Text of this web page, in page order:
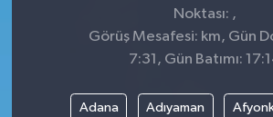
Noktası: ,
Görüş Mesafesi: km, Gün
7:31, Gün Batımı:
Adana Adıyaman